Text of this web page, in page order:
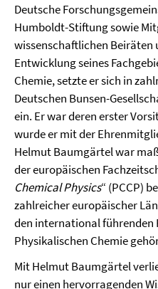
Deutsche
Humboldt-Stiftung sowie
wissenschaftlichen Beiräten
Entwicklung seines
Chemie, setzte er sich in
Deutschen Bunsen-
ein. Er war deren erster
wurde er mit der
Helmut Baumgärtel war
der europäischen
Chemical Physics“ (PCCP)
zahlreicher europäischer
den international führenden
Physikalischen Chemie
Mit Helmut Baumgärtel
nur einen hervorragenden